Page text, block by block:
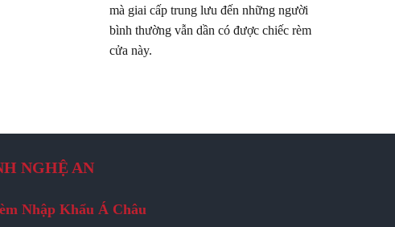
mà giai cấp trung lưu đến những người
bình thường vẫn dần có được chiếc rèm
cửa này.
NGHỆ AN
Nhập Khẩu Á Châu